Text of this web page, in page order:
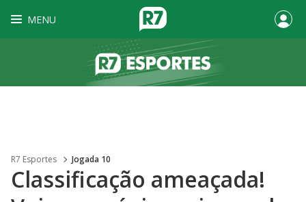
MENU
R7 Esportes Jogada 10
Classificação ameaçada!